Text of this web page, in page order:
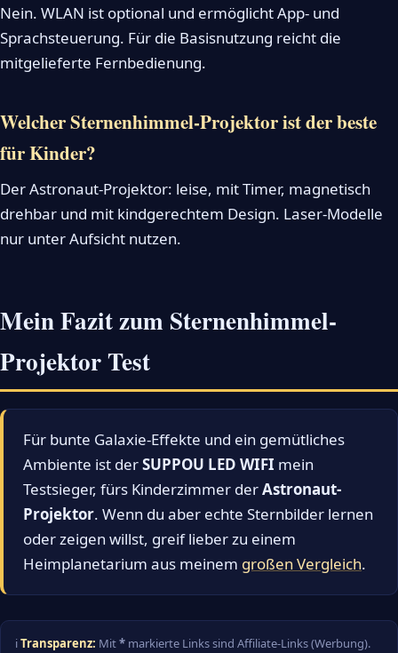
Nein. WLAN ist optional und ermöglicht App- und
Sprachsteuerung. Für die Basisnutzung reicht die
mitgelieferte Fernbedienung.
Welcher Sternenhimmel-Projektor ist der beste
für Kinder?
Der Astronaut-Projektor: leise, mit Timer, magnetisch
drehbar und mit kindgerechtem Design. Laser-Modelle
nur unter Aufsicht nutzen.
Mein Fazit zum Sternenhimmel-
Projektor Test
Für bunte Galaxie-Effekte und ein gemütliches
Ambiente ist derSUPPOU LED WIFI mein
Testsieger, fürs Kinderzimmer derAstronaut-
Projektor. Wenn du aber echte Sternbilder lernen
oder zeigen willst, greif lieber zu einem
Heimplanetarium aus meinem großen Vergleich.
ℹ️Transparenz: Mit* markierte Links sind Affiliate-Links (Werbung).